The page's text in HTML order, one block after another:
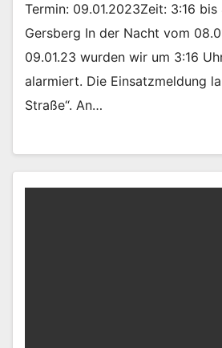
Termin: 09.01.2023Zeit: 3:16
Gersberg In der Nacht vom
09.01.23 wurden wir um 3:16
alarmiert. Die Einsatzmeldung
Straße“. An…